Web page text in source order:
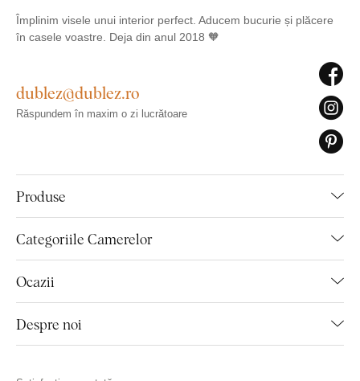
Împlinim visele unui interior perfect. Aducem bucurie și plăcere
în casele voastre. Deja din anul 2018 🧡
Produse
Categoriile Camerelor
Ocazii
Despre noi
dublez@dublez.ro
Răspundem în maxim o zi lucrătoare